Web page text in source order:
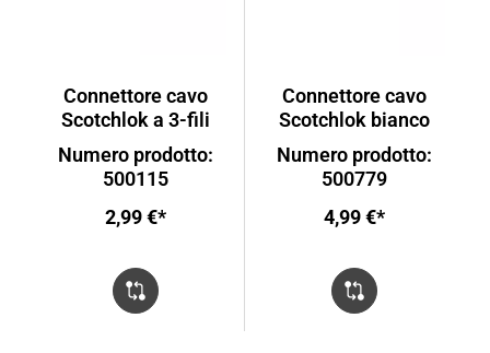
Connettore cavo
Scotchlok a 3-fili
Numero prodotto:
500115
2,99 €*
Connettore cavo
Scotchlok bianco
Numero prodotto:
500779
4,99 €*